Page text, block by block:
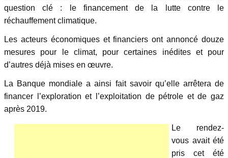
question clé : le financement de la lutte contre le
réchauffement climatique.
Les acteurs économiques et financiers ont annoncé douze
mesures pour le climat, pour certaines inédites et pour
d’autres déjà mises en œuvre.
La Banque mondiale a ainsi fait savoir qu’elle arrêtera de
financer l’exploration et l’exploitation de pétrole et de gaz
après 2019.
Le rendez-
vous avait été
pris cet été